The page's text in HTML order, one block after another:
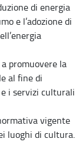
di energia
e l’adozione di
promuovere la
al fine di
i servizi culturali
vigente
luoghi di cultura.